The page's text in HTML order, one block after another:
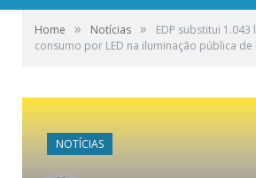
Home » Notícias »
EDP substitui
consumo por LED na iluminação pública de
NOTÍCIAS